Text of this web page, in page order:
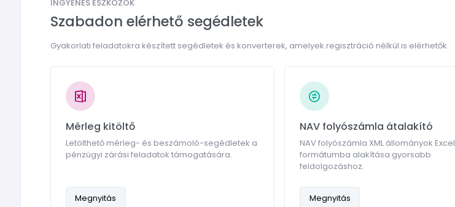
INGYENES ESZKÖZÖK
Szabadon elérhető segédletek
Gyakorlati feladatokra készített segédletek és konverterek, amelyek regisztráció nélkül is elérhetők.
Mérleg kitöltő
Letölthető mérleg- és beszámoló-segédletek a
pénzügyi zárási feladatok támogatására.
Megnyitás
NAV folyószámla átalakító
NAV folyószámla XML állományok Excel
formátumba alakítása gyorsabb
feldolgozáshoz.
Megnyitás